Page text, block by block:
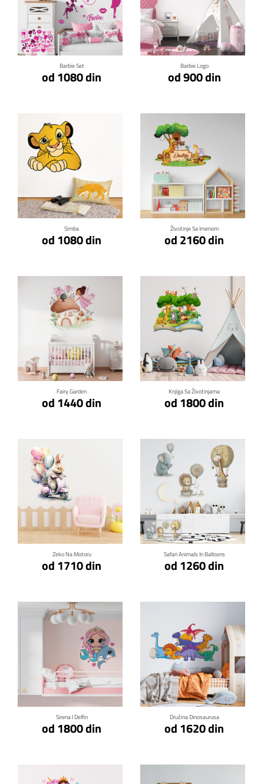
Barbie Set
od 1080 din
Klikni za detalje
Barbie Logo
od 900 din
Klikni za detalje
Simba
od 1080 din
Klikni za detalje
Životinje Sa Imenom
od 2160 din
Klikni za detalje
Fairy Garden
od 1440 din
Klikni za detalje
Knjiga Sa Životinjama
od 1800 din
Klikni za detalje
Zeko Na Motoru
od 1710 din
Klikni za detalje
Safari Animals In Balloons
od 1260 din
Klikni za detalje
Sirena I Delfin
od 1800 din
Klikni za detalje
Družina Dinosaurusa
od 1620 din
Klikni za detalje